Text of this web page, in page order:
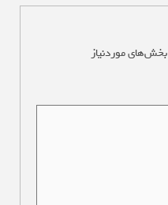
بخش‌های موردنیاز